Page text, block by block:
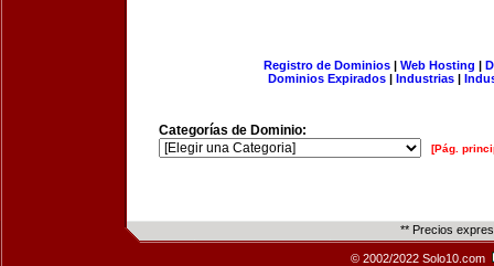
Registro de Dominios| Web Hosting |
Dominios Expirados | Industrias |
Categorías de Dominio:
[Pág.
** Precios
© 2002/2022 Solo10.com